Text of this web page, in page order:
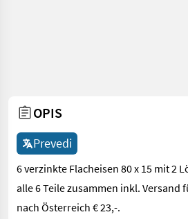
OPIS
Prevedi
6 verzinkte Flacheisen 80 x 15 mit 2
alle 6 Teile zusammen inkl. Versand
nach Österreich € 23,-.